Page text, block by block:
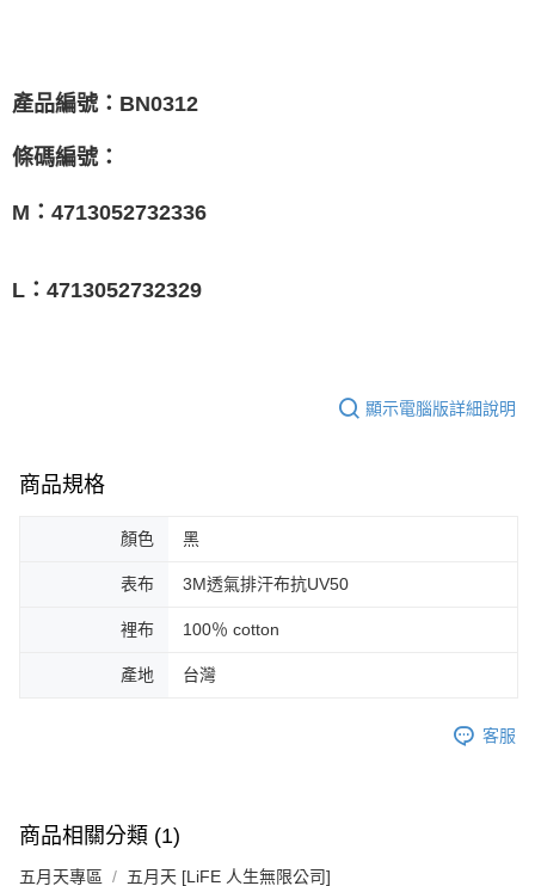
運送方式
全家取貨付款
付款後全家取貨
7-11取貨付款
每筆NT$85，滿NT$1,000(含以上)免運費
產品編號： BN0312
條碼編號：
M： 4713052732336
L： 4713052732329
顯示電腦版詳細說明
商品規格
顏色 黑
表布 3M透氣排汗布抗UV50
裡布 100％ cotton
產地 台灣
客服
商品相關分類 (1)
五月天專區 五月天 [LiFE 人生無限公司]